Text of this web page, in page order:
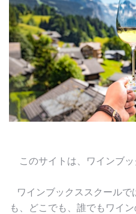
このサイトは、ワインブ
ワインブックススクール
も、どこでも、誰でもワイ